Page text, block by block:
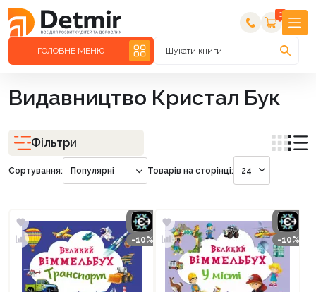
0
ГОЛОВНЕ МЕНЮ Шукати книги
Видавництво Кристал Бук
Фільтри
Сортування: Популярні Товарів на сторінці: 24
-10% -10%